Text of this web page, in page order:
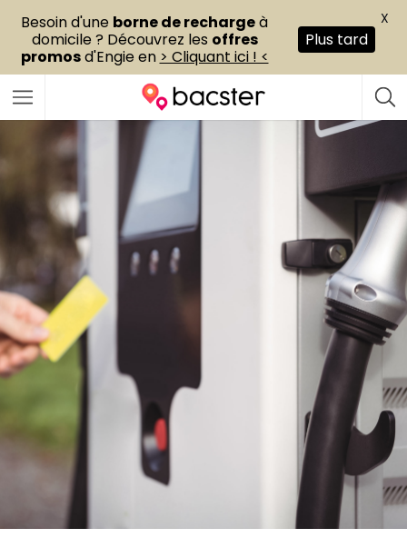
Besoin d'une borne de rechargeà
domicile ? Découvrez les offres
promosd'Engie en > Cliquant ici ! <
Plus tard
X